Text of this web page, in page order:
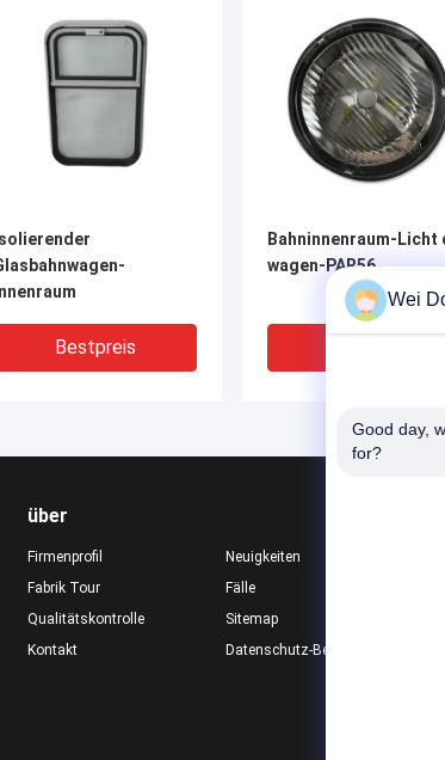
Isolierender
Innenraum
Bestpreis
Bahninnenraum-Licht
wagen-PAR56
VIDEO
über
Firmenprofil
Fabrik Tour
Qualitätskontrolle
Kontakt
Neuigkeiten
Fälle
Sitemap
Datenschutz-Bestimmungen
Wei
Good day,
for?